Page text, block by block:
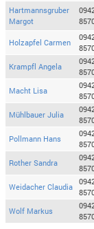
Hartmannsgruber
Margot
Holzapfel Carmen
Krampfl Angela
Macht Lisa
Mühlbauer Julia
Pollmann Hans
Rother Sandra
Weidacher Claudia
Wolf Markus